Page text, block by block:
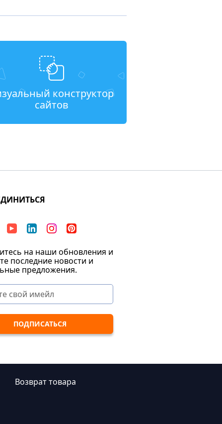
конструктор
сайтов
на наши обновления и
последние новости и
предложения.
Возврат товара